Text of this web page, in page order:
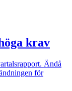
krav
Ändå
för